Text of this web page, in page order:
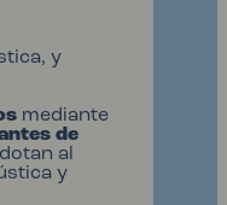
y
mediante
de
al
y